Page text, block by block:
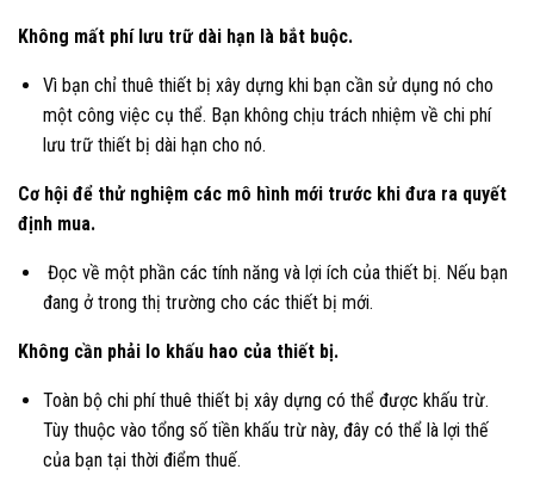
Không mất phí lưu trữ dài hạn là bắt buộc.
Vì bạn chỉ thuê thiết bị xây dựng khi bạn cần sử dụng nó cho
một công việc cụ thể. Bạn không chịu trách nhiệm về chi phí
lưu trữ thiết bị dài hạn cho nó.
Cơ hội để thử nghiệm các mô hình mới trước khi đưa ra quyết
định mua.
Đọc về một phần các tính năng và lợi ích của thiết bị. Nếu bạn
đang ở trong thị trường cho các thiết bị mới.
Không cần phải lo khấu hao của thiết bị.
Toàn bộ chi phí thuê thiết bị xây dựng có thể được khấu trừ.
Tùy thuộc vào tổng số tiền khấu trừ này, đây có thể là lợi thế
của bạn tại thời điểm thuế.